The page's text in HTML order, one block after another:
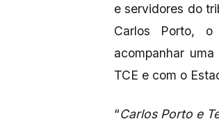
e servidores do
Carlos Porto,
acompanhar
TCE e com o
“Carlos Porto e